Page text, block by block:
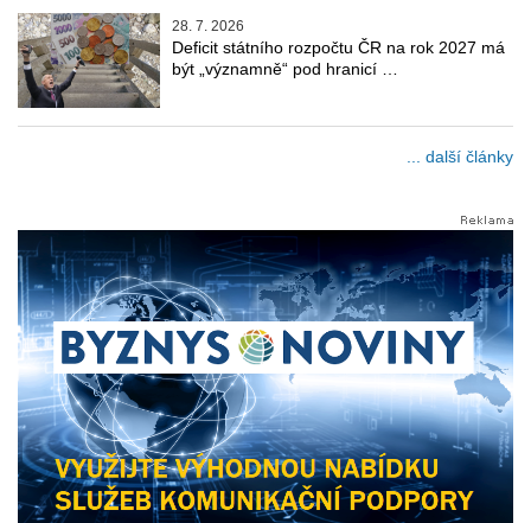
28. 7. 2026
Deficit státního rozpočtu ČR na rok 2027 má
být „významně“ pod hranicí …
... další články